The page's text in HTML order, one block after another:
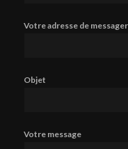
Votre adresse de
Objet
Votre message